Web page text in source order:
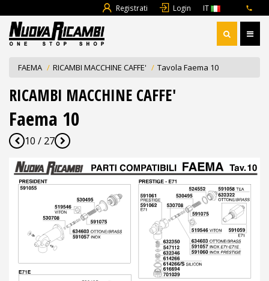
Registrati Login IT
FAEMA RICAMBI MACCHINE CAFFE' Tavola Faema 10
RICAMBI MACCHINE CAFFE'
Faema 10
10 / 27